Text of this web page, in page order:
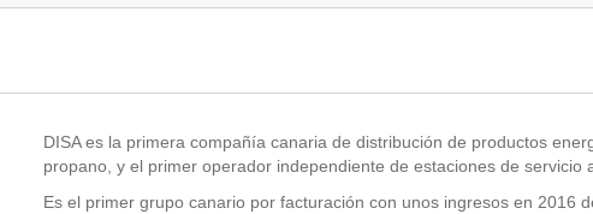
DISA es la primera compañía canaria de distribución de productos
propano, y el primer operador independiente de estaciones de servicio
Es el primer grupo canario por facturación con unos ingresos en 2016